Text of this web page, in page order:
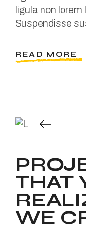
ligula non
Suspendisse
READ MORE
THAT
WE